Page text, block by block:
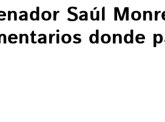
Saúl
donde